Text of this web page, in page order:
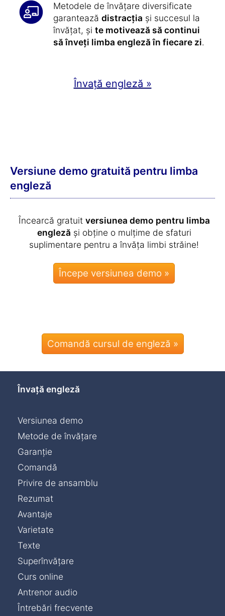
Metodele de învățare diversificate
garantează distracția și succesul la
învățat, și te motivează să continui
să înveți limba engleză în fiecare zi.
Învață engleză »
Versiune demo gratuită pentru limba
engleză
Încearcă gratuit versiunea demo pentru limba
engleză și obține o mulțime de sfaturi
suplimentare pentru a învăța limbi străine!
Comandă cursul de engleză »
Învață engleză
Versiunea demo
Metode de învățare
Garanție
Comandă
Privire de ansamblu
Rezumat
Avantaje
Varietate
Texte
Superînvățare
Curs online
Antrenor audio
Întrebări frecvente